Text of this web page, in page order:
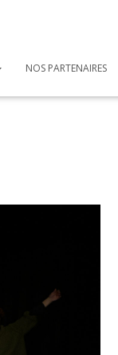
NOS PARTENAIRES